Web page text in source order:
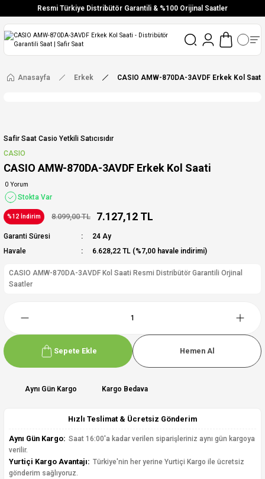
Resmi Türkiye Distribütör Garantili & %100 Orijinal Saatler
Vade Farksız 6 Taksit
Ücretsiz Kargo
Anasayfa Erkek CASIO AMW-870DA-3AVDF Erkek Kol Saati
Safir Saat Casio Yetkili Satıcısıdır
CASIO
CASIO AMW-870DA-3AVDF Erkek Kol Saati
0 Yorum
Stokta Var
%12 İndirim 8.099,00 TL 7.127,12 TL
Garanti Süresi
24 Ay
Havale
6.628,22 TL (%7,00 havale indirimi)
CASIO AMW-870DA-3AVDF Kol Saati Resmi Distribütör Garantili Orjinal
Saatler
Sepete Ekle Hemen Al
Aynı Gün Kargo Kargo Bedava
Hızlı Teslimat & Ücretsiz Gönderim
Aynı Gün Kargo: Saat 16:00'a kadar verilen siparişleriniz aynı gün kargoya
verilir.
Yurtiçi Kargo Avantajı: Türkiye'nin her yerine Yurtiçi Kargo ile ücretsiz
gönderim sağlıyoruz.